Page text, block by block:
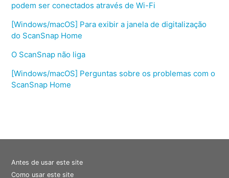
podem ser conectados através de Wi-Fi
[Windows/macOS] Para exibir a janela de digitalização
do ScanSnap Home
O ScanSnap não liga
[Windows/macOS] Perguntas sobre os problemas com o
ScanSnap Home
Antes de usar este site
Como usar este site